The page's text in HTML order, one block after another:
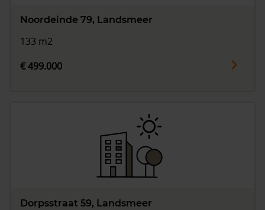
Noordeinde 79, Landsmeer
133 m2
€ 499.000
Dorpsstraat 59, Landsmeer